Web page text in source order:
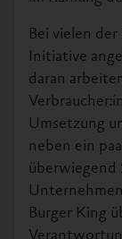
Bei vielen
Initiative
daran
Umsetzung
neben ein
überwiegend
Burger King